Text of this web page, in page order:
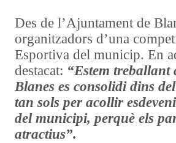
Des de l’Ajuntament de
organitzadors d’una
Esportiva del municip. En
destacat: “Estem
Blanes es consolidi dins
tan sols per acollir
del municipi, perquè els
atractius”.